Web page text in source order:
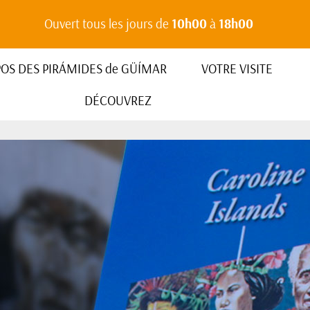
Ouvert tous les jours de 10h00à 18h00
DES PIRÁMIDES de GÜÍMAR
VOTRE VISITE
DÉCOUVREZ